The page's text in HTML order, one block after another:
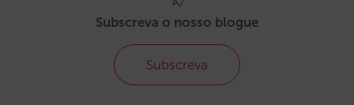
Subscreva o nosso blogue
Subscreva